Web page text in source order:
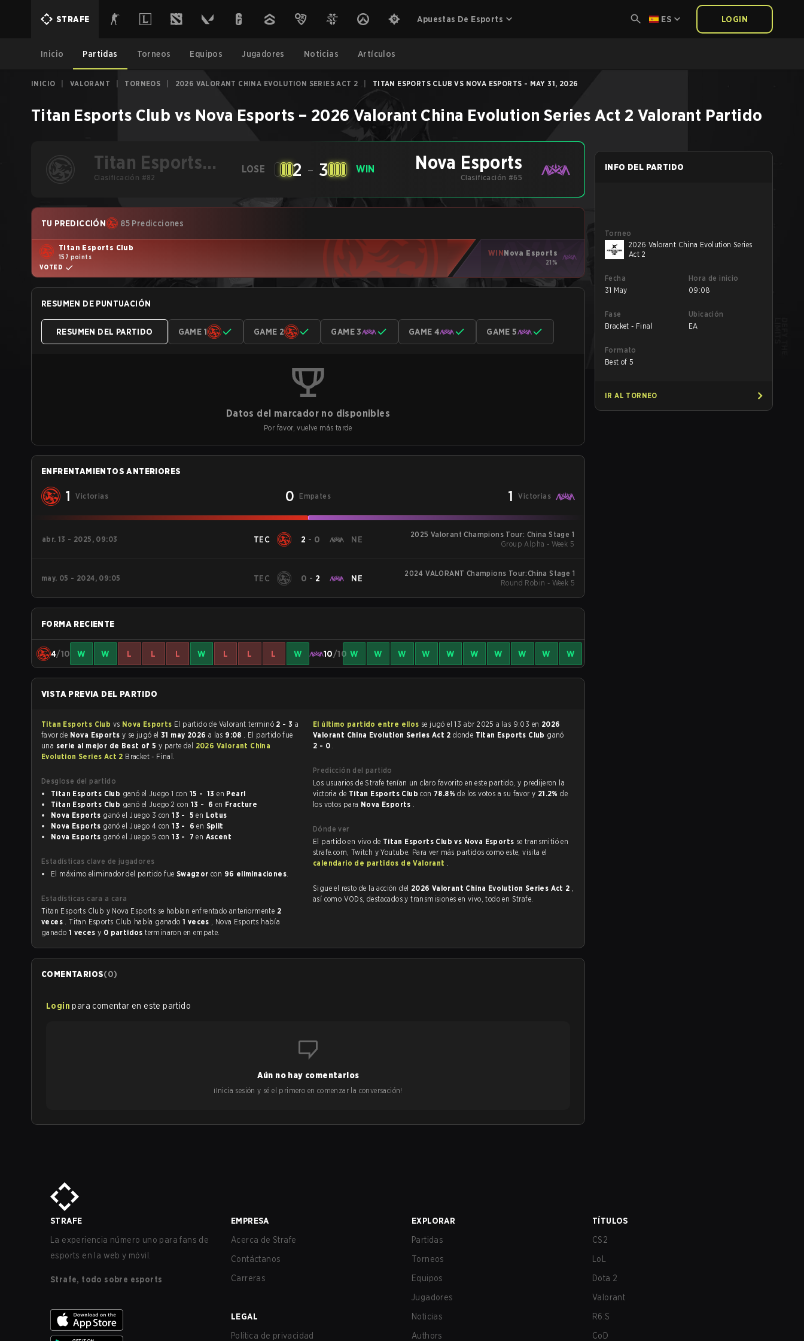
STRAFE Apuestas De Esports ES LOGIN
Inicio Partidas Torneos Equipos Jugadores Noticias Artículos
INICIO VALORANT TORNEOS 2026 VALORANT CHINA EVOLUTION SERIES ACT 2 TITAN ESPORTS CLUB VS NOVA ESPORTS - MAY 31, 2026
Titan Esports Club vs Nova Esports – 2026 Valorant China Evolution Series Act 2 Valorant Partido
Titan Esports
Club
Clasificación #82
LOSE 2 - 3 WIN Nova Esports
Clasificación #65
TU PREDICCIÓN 85 Predicciones
Titan Esports Club
157 points
VOTED
WINNova Esports
21%
RESUMEN DE PUNTUACIÓN
RESUMEN DEL PARTIDO GAME 1 GAME 2 GAME 3 GAME 4 GAME 5
Datos del marcador no disponibles
Por favor, vuelve más tarde
ENFRENTAMIENTOS ANTERIORES
1 Victorias 0 Empates 1 Victorias
abr. 13 - 2025, 09:03 TEC 2 - 0 NE
2025 Valorant Champions Tour: China Stage 1
Group Alpha - Week 5
may. 05 - 2024, 09:05 TEC 0 - 2 NE
2024 VALORANT Champions Tour:China Stage 1
Round Robin - Week 5
FORMA RECIENTE
4/10 W W L L L W L L L W 10/10 W W W W W W W W W W
VISTA PREVIA DEL PARTIDO
Titan Esports Club vs Nova Esports El partido de Valorant terminó 2 - 3
favor de Nova Esports y se jugó el 31 may 2026 a las 9:08 . El partido fue
una serie al mejor de Best of 5 y parte del 2026 Valorant China
Evolution Series Act 2 Bracket - Final.
Desglose del partido
Titan Esports Club
ganó el Juego 1 con 15 - 13 en Pearl
Titan Esports Club
ganó el Juego 2 con 13 - 6 en Fracture
Nova Esports
ganó el Juego 3 con 13 - 5 en Lotus
Nova Esports
ganó el Juego 4 con 13 - 6 en Split
Nova Esports
ganó el Juego 5 con 13 - 7 en Ascent
Estadísticas clave de jugadores
El máximo eliminador del partido fue Swagzor con 96 eliminaciones.
Estadísticas cara a cara
Titan Esports Club y Nova Esports se habían enfrentado anteriormente 2
veces . Titan Esports Club había ganado 1 veces , Nova Esports había
ganado 1 veces y 0 partidosterminaron en empate.
El último partido entre ellos se jugó el 13 abr 2025 a las 9:03 en 2026
Valorant China Evolution Series Act 2donde Titan Esports Club ganó
2 - 0 .
Predicción del partido
Los usuarios de Strafe tenían un claro favorito en este partido, y predijeron la
victoria de Titan Esports Clubcon 78.8%de los votos a su favor y 21.2%de
los votos para Nova Esports .
Dónde ver
El partido en vivo de Titan Esports Club vs Nova Esports se transmitió en
strafe.com, Twitch y Youtube. Para ver más partidos como este, visita el
calendario de partidos de Valorant .
Sigue el resto de la acción del 2026 Valorant China Evolution Series Act 2 ,
así como VODs, destacados y transmisiones en vivo, todo en Strafe.
COMENTARIOS(0)
Login para comentar en este partido
Aún no hay comentarios
¡Inicia sesión y sé el primero en comenzar la conversación!
INFO DEL PARTIDO
Torneo
2026 Valorant China Evolution Series
Act 2
Fecha
31 May
Hora de inicio
09:08
Fase
Bracket - Final
Ubicación
EA
Formato
Best of 5
IR AL TORNEO
STRAFE
La experiencia número uno para fans de
esports en la web y móvil.
Strafe, todo sobre esports
EMPRESA
Acerca de Strafe
Contáctanos
Carreras
LEGAL
Política de privacidad
EXPLORAR
Partidas
Torneos
Equipos
Jugadores
Noticias
Authors
TÍTULOS
CS2
LoL
Dota 2
Valorant
R6:S
CoD